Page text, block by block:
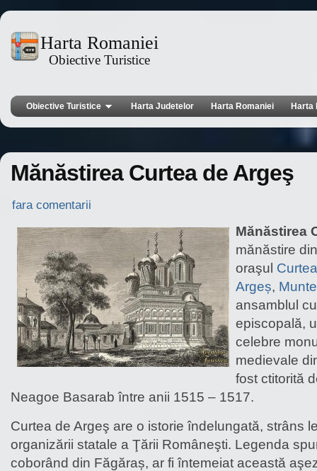
Harta Romaniei
Obiective Turistice
Obiective Turistice Harta Judetelor Harta Romaniei Harta
Mănăstirea Curtea de Argeş
fara comentarii
Mănăstirea
mănăstire
oraşul
Argeș,
ansamblul
episcopală,
celebre
medievale
fost ctitorită
Neagoe Basarab între anii 1515 – 1517.
Curtea de Argeş are o istorie îndelungată, strâns
organizării statale a Ţării Româneşti. Legenda
coborând din Făgăraș, ar fi întemeiat această